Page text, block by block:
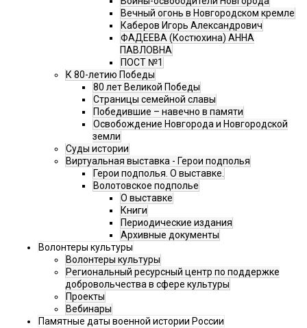
Вечный огонь в Новгородском кремле
Каберов Игорь Александрович
ФАДЕЕВА (Костюхина) АННА
ПАВЛОВНА
ПОСТ №1
К 80-летию Победы
80 лет Великой Победы
Страницы семейной славы
Победившие – навечно в памяти
Освобождение Новгорода и Новгородской
земли
Суды истории
Виртуальная выставка - Герои подполья
Герои подполья. О выставке.
Волотовское подполье
О выставке
Книги
Периодические издания
Архивные документы
Волонтеры культуры
Волонтеры культуры
Региональный ресурсный центр по поддержке
добровольчества в сфере культуры
Проекты
Вебинары
Памятные даты военной истории России